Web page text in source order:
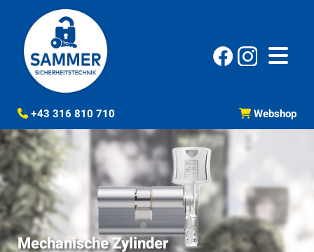
 +43 316 810 710  Webshop
Mechanische Zylinder